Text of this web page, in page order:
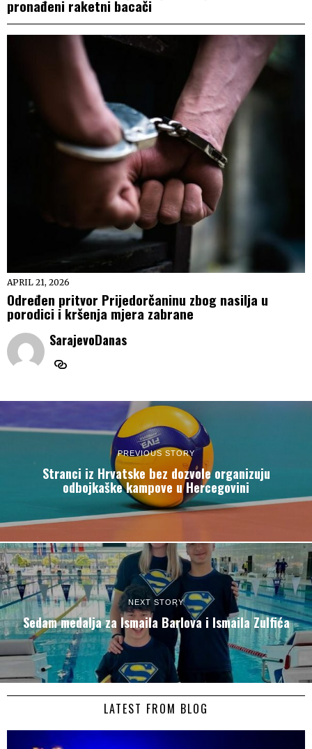
pronađeni raketni bacači
APRIL 21, 2026
Određen pritvor Prijedorčaninu zbog nasilja u
porodici i kršenja mjera zabrane
SarajevoDanas
PREVIOUS STORY
Stranci iz Hrvatske bez dozvole organizuju
odbojkaške kampove u Hercegovini
NEXT STORY
Sedam medalja za Ismaila Barlova i Ismaila Zulfića
LATEST FROM BLOG